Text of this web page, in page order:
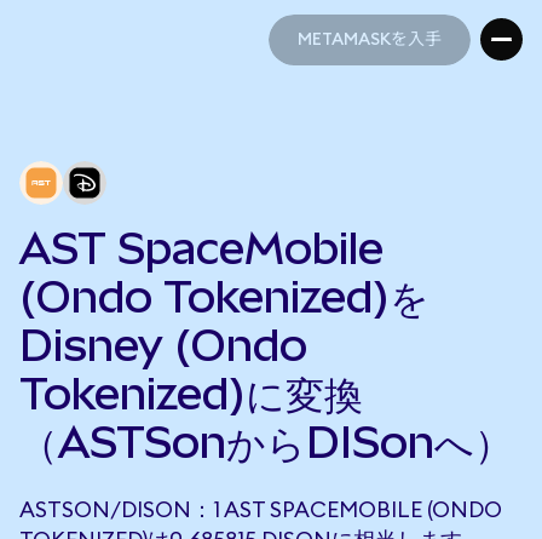
METAMASKを入手
AST SpaceMobile
(Ondo Tokenized)を
Disney (Ondo
Tokenized)に変換
（ASTSonからDISonへ）
ASTSON/DISON：1 AST SPACEMOBILE (ONDO